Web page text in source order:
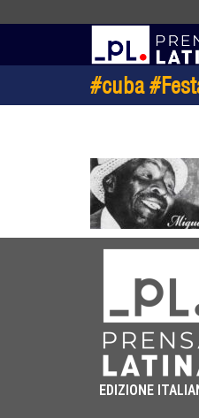
#cuba
EDIZIONE